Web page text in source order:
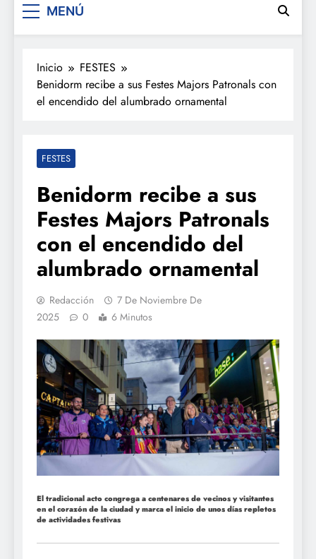
MENÚ
Inicio
FESTES
Benidorm recibe a sus Festes Majors Patronals con
el encendido del alumbrado ornamental
FESTES
Benidorm recibe a sus
Festes Majors Patronals
con el encendido del
alumbrado ornamental
Redacción
7 De Noviembre De
2025
0 6 Minutos
El tradicional acto congrega a centenares de vecinos y visitantes
en el corazón de la ciudad y marca el inicio de unos días repletos
de actividades festivas